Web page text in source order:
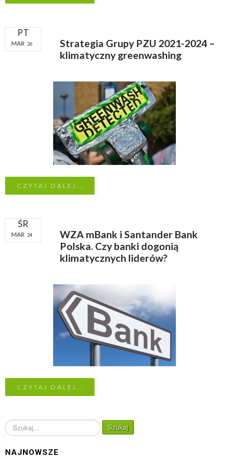
PT
MAR 26
Strategia Grupy PZU 2021-2024 –
klimatyczny greenwashing
CZYTAJ DALEJ...
ŚR
MAR 24
WZA mBank i Santander Bank
Polska. Czy banki dogonią
klimatycznych liderów?
CZYTAJ DALEJ...
S
z
u
k
Szukaj
NAJNOWSZE